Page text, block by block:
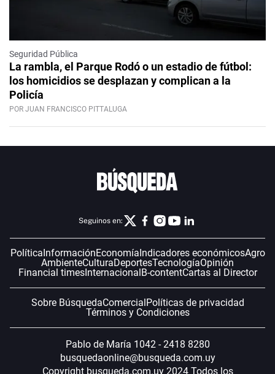
Seguridad Pública
La rambla, el Parque Rodó o un estadio de fútbol:
los homicidios se desplazan y complican a la
Policía
POR JUAN FRANCISCO PITTALUGA
Seguinos en:
Política InformaciónEconomía Indicadores económicosAgro
AmbienteCulturaDeportesTecnologíaOpinión
Financial timesInternacional B-contentCartas al Director
Sobre BúsquedaComercial Políticas de privacidad
Términos y Condiciones
Pablo de María 1042 - 2418 8280
busquedaonline@busqueda.com.uy
Copyright busqueda.com.uy 2024 Todos los